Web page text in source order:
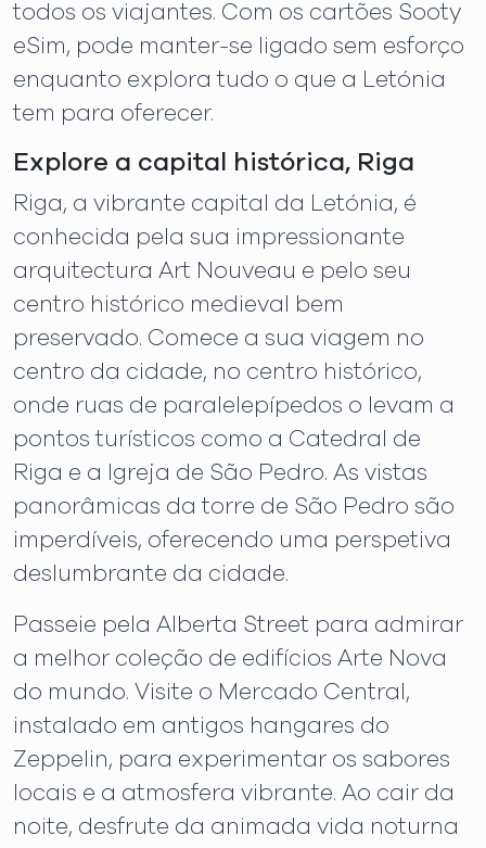
todos os viajantes. Com os cartões Sooty
eSim, pode manter-se ligado sem esforço
enquanto explora tudo o que a Letónia
tem para oferecer.
Explore a capital histórica, Riga
Riga, a vibrante capital da Letónia, é
conhecida pela sua impressionante
arquitectura Art Nouveau e pelo seu
centro histórico medieval bem
preservado. Comece a sua viagem no
centro da cidade, no centro histórico,
onde ruas de paralelepípedos o levam a
pontos turísticos como a Catedral de
Riga e a Igreja de São Pedro. As vistas
panorâmicas da torre de São Pedro são
imperdíveis, oferecendo uma perspetiva
deslumbrante da cidade.
Passeie pela Alberta Street para admirar
a melhor coleção de edifícios Arte Nova
do mundo. Visite o Mercado Central,
instalado em antigos hangares do
Zeppelin, para experimentar os sabores
locais e a atmosfera vibrante. Ao cair da
noite, desfrute da animada vida noturna